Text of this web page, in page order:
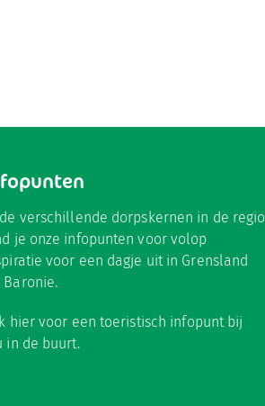
verschillende dorpskernen in de regio
je onze infopunten voor volop
voor een dagje uit in Grensland
Baronie.
hier voor een toeristisch infopunt bij
in de buurt.